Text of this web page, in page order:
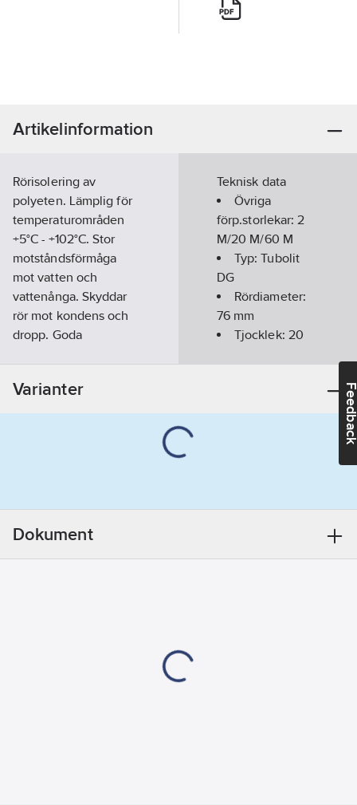
Artikelinformation
Rörisolering av
polyeten. Lämplig för
temperaturområden
+5°C - +102°C. Stor
motståndsförmåga
mot vatten och
vattenånga. Skyddar
rör mot kondens och
dropp. Goda
Förslitsad, enkel och
snabb att montera.
eller HFC.
Värmeledningstal
(lambdavärde): =0,040
W/mk vid +40°C.
Teknisk data
Övriga
förp.storlekar:2
M/20 M/60 M
Typ:Tubolit
DG
Rördiameter:
76 mm
Tjocklek: 20
Varianter
Dokument